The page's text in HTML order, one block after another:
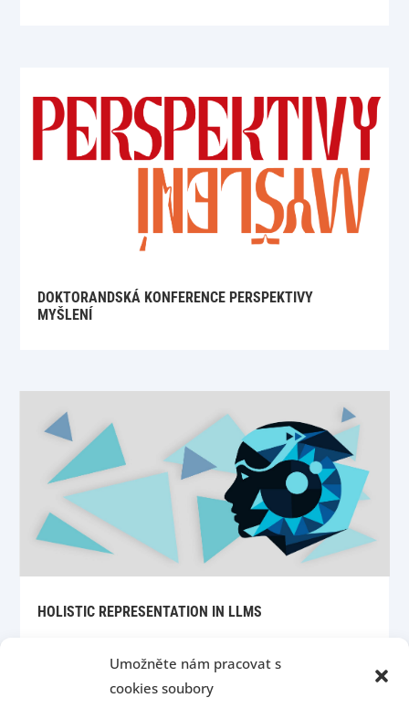
Umožněte nám pracovat s
cookies soubory
DOKTORANDSKÁ KONFERENCE PERSPEKTIVY
MYŠLENÍ
HOLISTIC REPRESENTATION IN LLMS